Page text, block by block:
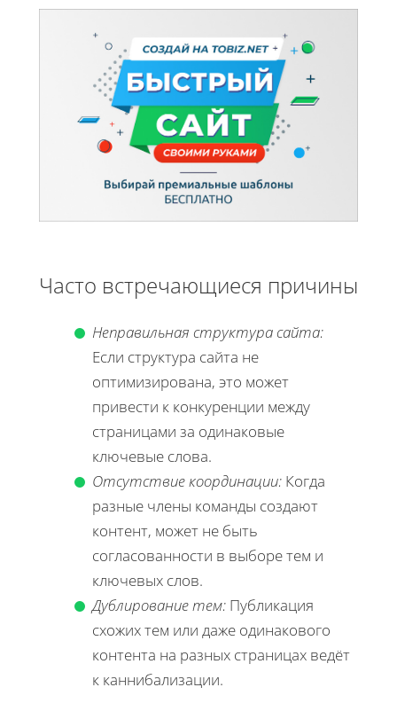
Часто встречающиеся причины
Неправильная структура сайта:
Если структура сайта не
оптимизирована, это может
привести к конкуренции между
страницами за одинаковые
ключевые слова.
Отсутствие координации: Когда
разные члены команды создают
контент, может не быть
согласованности в выборе тем и
ключевых слов.
Дублирование тем: Публикация
схожих тем или даже одинакового
контента на разных страницах ведёт
к каннибализации.